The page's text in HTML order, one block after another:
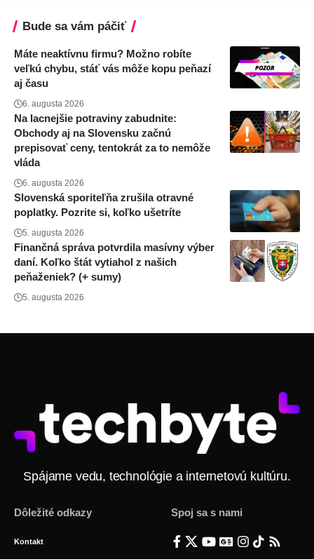
Bude sa vám páčiť
Máte neaktívnu firmu? Možno robíte
veľkú chybu, stáť vás môže kopu peňazí
aj času
6. augusta 2026
Na lacnejšie potraviny zabudnite:
Obchody aj na Slovensku začnú
prepisovať ceny, tentokrát za to nemôže
vláda
6. augusta 2026
Slovenská sporiteľňa zrušila otravné
poplatky. Pozrite si, koľko ušetríte
5. augusta 2026
Finančná správa potvrdila masívny výber
daní. Koľko štát vytiahol z našich
peňaženiek? (+ sumy)
5. augusta 2026
Spájame vedu, technológie a internetovú kultúru.
Dôležité odkazy
Kontakt
Spoj sa s nami